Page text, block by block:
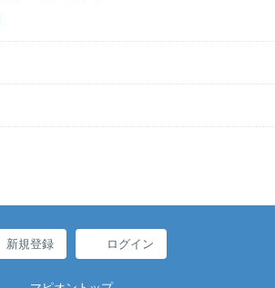
新規登録 ログイン